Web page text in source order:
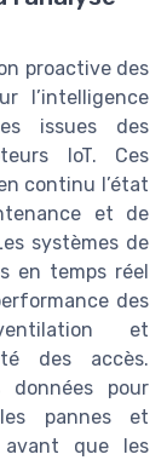
proactive des
l’intelligence
issues des
IoT. Ces
continu l’état
et de
systèmes de
en temps réel
des
et
des accès.
données pour
pannes et
avant que les